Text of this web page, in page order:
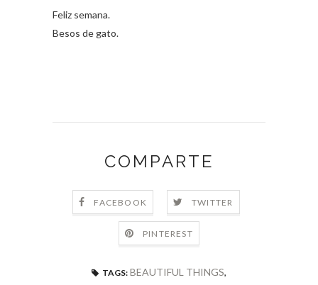
Feliz semana.
Besos de gato.
COMPARTE
FACEBOOK TWITTER
PINTEREST
TAGS: BEAUTIFUL THINGS,